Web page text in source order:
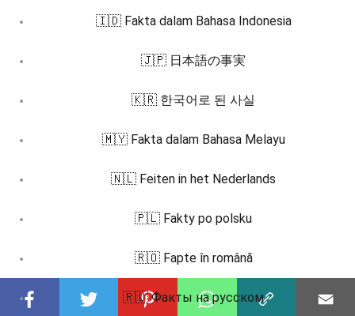
🇮🇩 Fakta dalam Bahasa Indonesia
🇯🇵 日本語の事実
🇰🇷 한국어로 된 사실
🇲🇾 Fakta dalam Bahasa Melayu
🇳🇱 Feiten in het Nederlands
🇵🇱 Fakty po polsku
🇷🇴 Fapte în română
🇷🇺 Факты на русском